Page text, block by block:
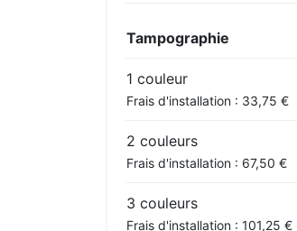
Tampographie
1 couleur
Frais d'installation : 33,75 €
2 couleurs
Frais d'installation : 67,50 €
3 couleurs
Frais d'installation : 101,25 €